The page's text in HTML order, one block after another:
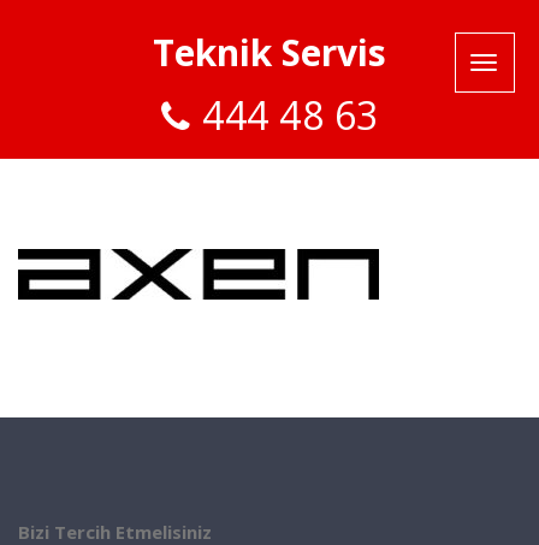
Teknik Servis
444 48 63
Bizi Tercih Etmelisiniz